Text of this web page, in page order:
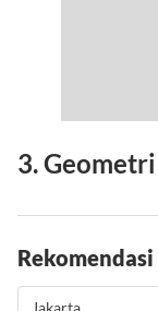
3. Geometri
Rekomendasi